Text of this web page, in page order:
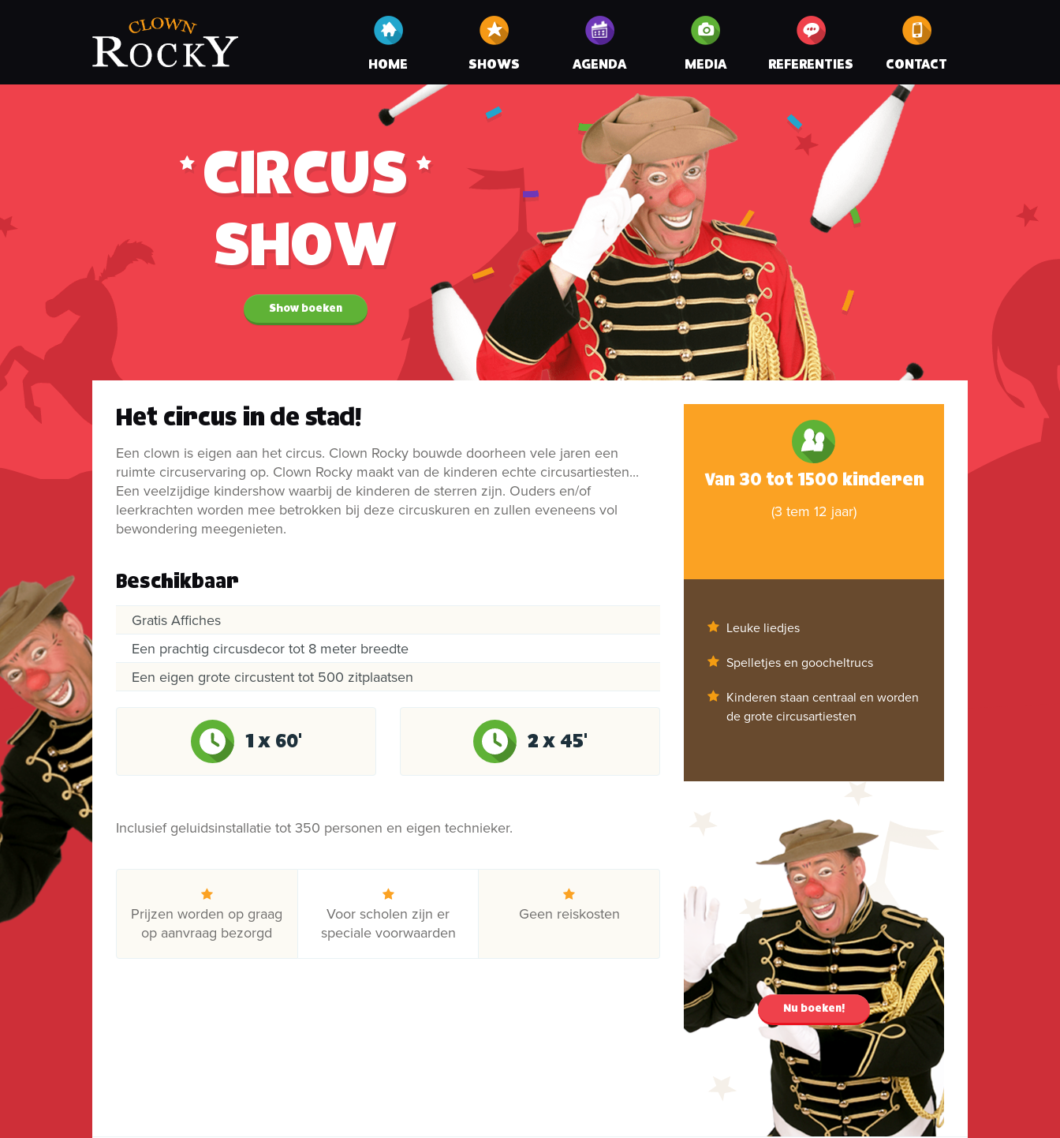
HOME SHOWS AGENDA MEDIA REFERENTIES CONTACT
CIRCUS
SHOW
Show boeken
Het circus in de stad!
Een clown is eigen aan het circus. Clown Rocky bouwde doorheen vele jaren een
ruimte circuservaring op. Clown Rocky maakt van de kinderen echte circusartiesten...
Een veelzijdige kindershow waarbij de kinderen de sterren zijn. Ouders en/of
leerkrachten worden mee betrokken bij deze circuskuren en zullen eveneens vol
bewondering meegenieten.
Beschikbaar
Gratis Affiches
Een prachtig circusdecor tot 8 meter breedte
Een eigen grote circustent tot 500 zitplaatsen
1 x 60' 2 x 45'
Inclusief geluidsinstallatie tot 350 personen en eigen technieker.
Prijzen worden op graag
op aanvraag bezorgd
Voor scholen zijn er
speciale voorwaarden
Geen reiskosten
Van 30 tot 1500 kinderen
(3 tem 12 jaar)
Leuke liedjes
Spelletjes en goocheltrucs
Kinderen staan centraal en worden
de grote circusartiesten
Nu boeken!